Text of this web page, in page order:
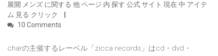
展開 メンズ に関する 他 ページ 内 探す 公式 サイト 現在 中 アイテ
ム 見る クリック
10 Comments
charの主催するレーベル「zicca records」はcd・dvd・